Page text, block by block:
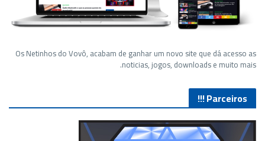
Os Netinhos do Vovô, acabam de ganhar um novo site que dá acesso as
noticias, jogos, downloads e muito mais.
Parceiros !!!
Lives de Gameplay no Facebook Gaming e muito mais